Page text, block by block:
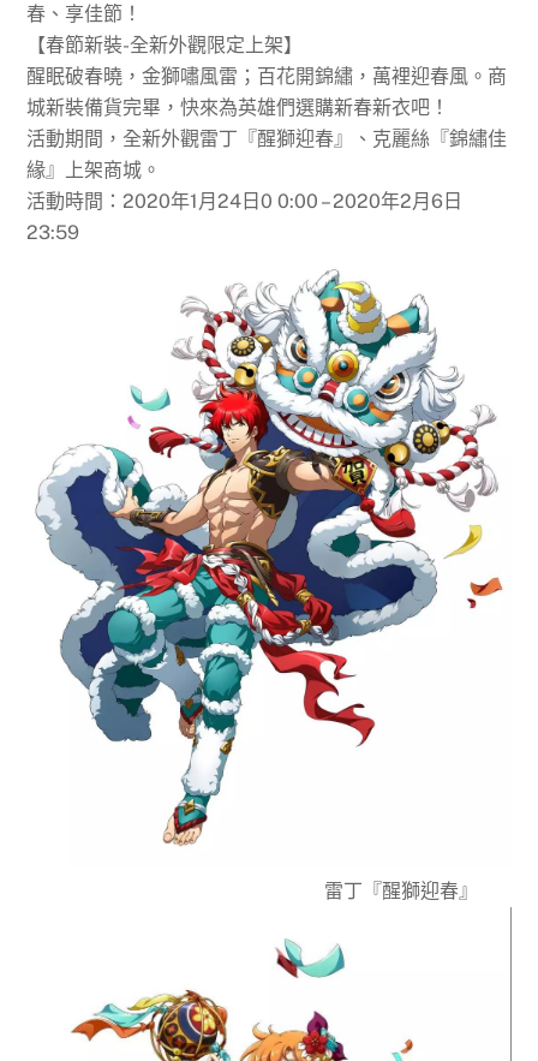
春、享佳節！
【春節新裝-全新外觀限定上架】
醒眠破春曉，金獅嘯風雷；百花開錦繡，萬裡迎春風。商
城新裝備貨完畢，快來為英雄們選購新春新衣吧！
活動期間，全新外觀雷丁『醒獅迎春』、克麗絲『錦繡佳
緣』上架商城。
活動時間：2020年1月24日0 0:00 – 2020年2月6日
23:59
雷丁『醒獅迎春』